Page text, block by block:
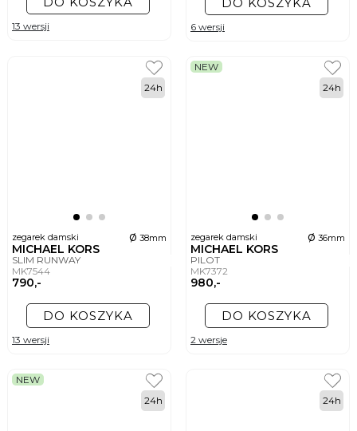
13 wersji 6 wersji
zegarek damski ø 38mm
MICHAEL KORS
SLIM RUNWAY
MK7544
790,-
24h
DO KOSZYKA
13 wersji
zegarek damski ø 36mm
MICHAEL KORS
PILOT
MK7372
980,-
NEW
24h
DO KOSZYKA
2 wersje
NEW
24h
24h